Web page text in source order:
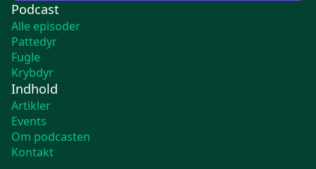
Podcast
Alle episoder
Pattedyr
Fugle
Krybdyr
Indhold
Artikler
Events
Om podcasten
Kontakt